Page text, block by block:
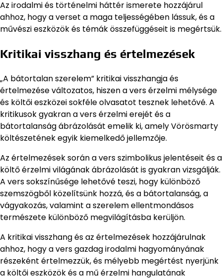
Az irodalmi és történelmi háttér ismerete hozzájárul
ahhoz, hogy a verset a maga teljességében lássuk, és a
művészi eszközök és témák összefüggéseit is megértsük.
Kritikai visszhang és értelmezések
„A bátortalan szerelem” kritikai visszhangja és
értelmezése változatos, hiszen a vers érzelmi mélysége
és költői eszközei sokféle olvasatot tesznek lehetővé. A
kritikusok gyakran a vers érzelmi erejét és a
bátortalanság ábrázolását emelik ki, amely Vörösmarty
költészetének egyik kiemelkedő jellemzője.
Az értelmezések során a vers szimbolikus jelentéseit és a
költő érzelmi világának ábrázolását is gyakran vizsgálják.
A vers sokszínűsége lehetővé teszi, hogy különböző
szemszögből közelítsünk hozzá, és a bátortalanság, a
vágyakozás, valamint a szerelem ellentmondásos
természete különböző megvilágításba kerüljön.
A kritikai visszhang és az értelmezések hozzájárulnak
ahhoz, hogy a vers gazdag irodalmi hagyományának
részeként értelmezzük, és mélyebb megértést nyerjünk
a költői eszközök és a mű érzelmi hangulatának